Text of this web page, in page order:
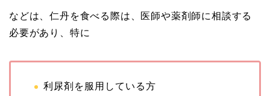
などは、仁丹を食べる際は、医師や薬剤師に相談する
必要があり、特に
利尿剤を服用している方